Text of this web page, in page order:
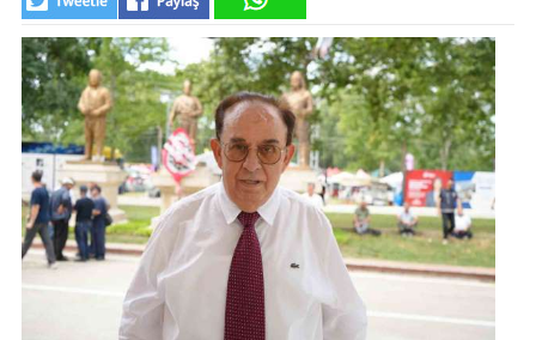
SİYASET
EKONOMİ
DÜNYA
MAGAZİN
GALERİ
VİDEO
YAZARLAR